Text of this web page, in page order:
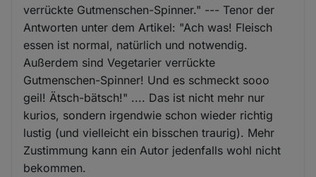
verrückte Gutmenschen-Spinner." --- Tenor der
Antworten unter dem Artikel: "Ach was! Fleisch
essen ist normal, natürlich und notwendig.
Außerdem sind Vegetarier verrückte
Gutmenschen-Spinner! Und es schmeckt sooo
geil! Ätsch-bätsch!" .... Das ist nicht mehr nur
kurios, sondern irgendwie schon wieder richtig
lustig (und vielleicht ein bisschen traurig). Mehr
Zustimmung kann ein Autor jedenfalls wohl nicht
bekommen.